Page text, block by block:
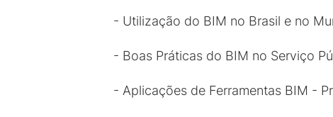
- Utilização do BIM no Brasil e no
- Boas Práticas do BIM no Serviço
- Aplicações de Ferramentas BIM -